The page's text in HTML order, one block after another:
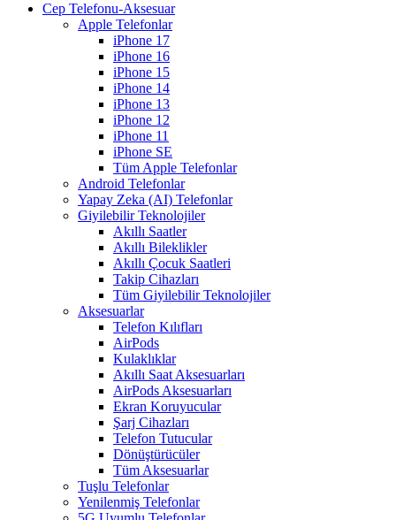
Cep Telefonu-Aksesuar
Apple Telefonlar
iPhone 17
iPhone 16
iPhone 15
iPhone 14
iPhone 13
iPhone 12
iPhone 11
iPhone SE
Tüm Apple Telefonlar
Android Telefonlar
Yapay Zeka (AI) Telefonlar
Giyilebilir Teknolojiler
Akıllı Saatler
Akıllı Bileklikler
Akıllı Çocuk Saatleri
Takip Cihazları
Tüm Giyilebilir Teknolojiler
Aksesuarlar
Telefon Kılıfları
AirPods
Kulaklıklar
Akıllı Saat Aksesuarları
AirPods Aksesuarları
Ekran Koruyucular
Şarj Cihazları
Telefon Tutucular
Dönüştürücüler
Tüm Aksesuarlar
Tuşlu Telefonlar
Yenilenmiş Telefonlar